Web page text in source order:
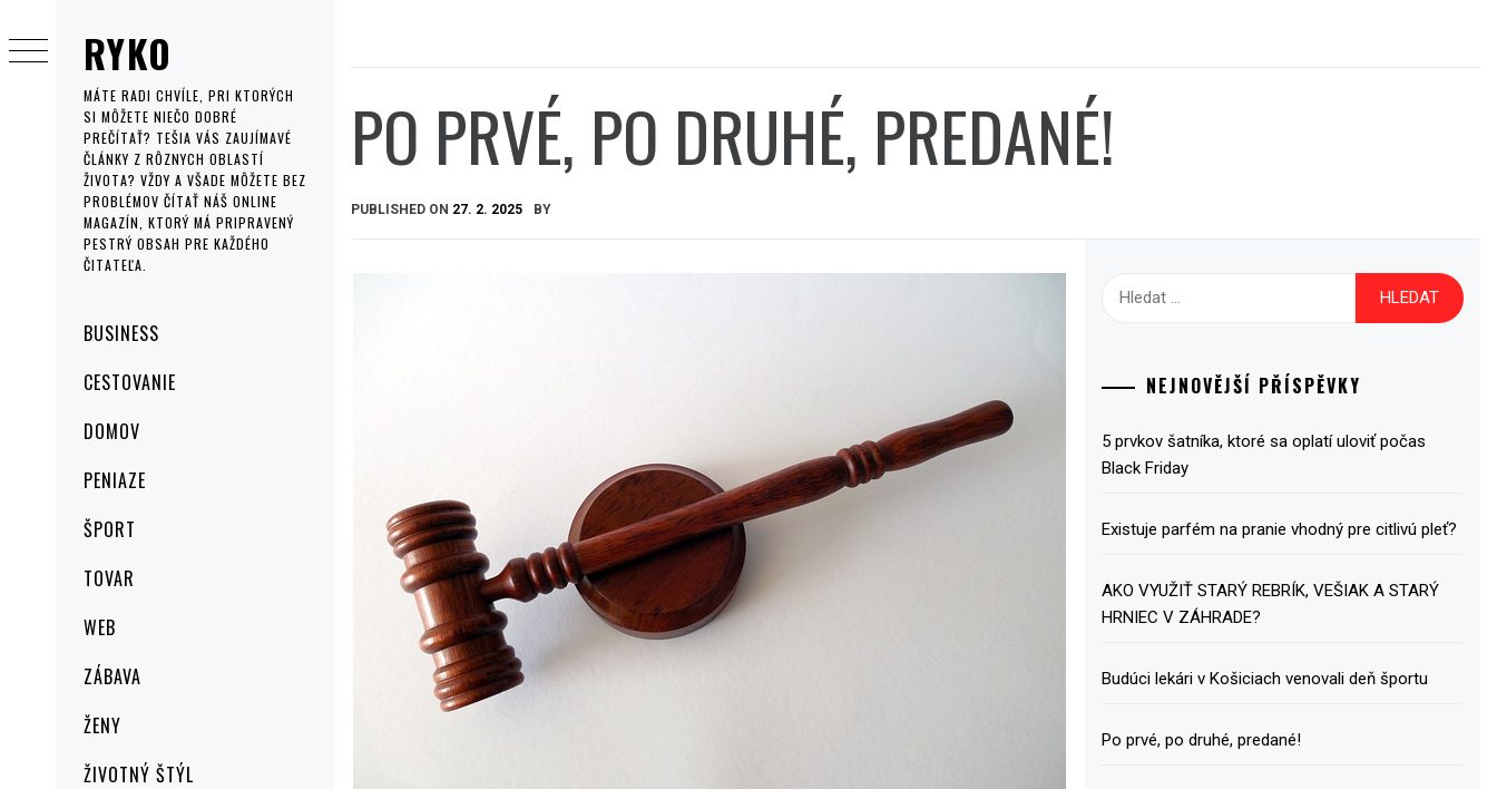
RYKO
MÁTE RADI CHVÍLE, PRI KTORÝCH
SI MÔŽETE NIEČO DOBRÉ
PREČÍTAŤ? TEŠIA VÁS ZAUJÍMAVÉ
ČLÁNKY Z RÔZNYCH OBLASTÍ
ŽIVOTA? VŽDY A VŠADE MÔŽETE BEZ
PROBLÉMOV ČÍTAŤ NÁŠ ONLINE
MAGAZÍN, KTORÝ MÁ PRIPRAVENÝ
PESTRÝ OBSAH PRE KAŽDÉHO
ČITATEĽA.
MenuBUSINESS
CESTOVANIE
DOMOV
PENIAZE
ŠPORT
TOVAR
WEB
ZÁBAVA
ŽENY
ŽIVOTNÝ ŠTÝL
to
content
PO PRVÉ, PO DRUHÉ, PREDANÉ!
PUBLISHED ON 27. 2. 2025 BY
NEJNOVĚJŠÍ PŘÍSPĚVKY
5 prvkov šatníka, ktoré sa oplatí uloviť počas
Black Friday
Existuje parfém na pranie vhodný pre citlivú pleť?
AKO VYUŽIŤ STARÝ REBRÍK, VEŠIAK A STARÝ
HRNIEC V ZÁHRADE?
Budúci lekári v Košiciach venovali deň športu
Po prvé, po druhé, predané!